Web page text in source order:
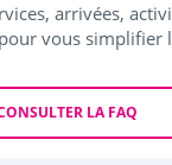
arrivées,
vous simplifier
LA FAQ